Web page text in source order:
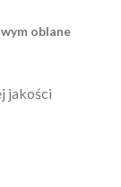
oblane
jakości